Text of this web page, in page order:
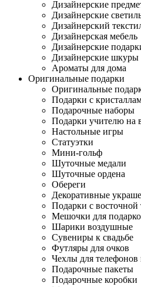
Дизайнерские
Дизайнерские
Дизайнерский
Дизайнерская мебель
Дизайнерские
Дизайнерские шкуры
Ароматы для дома
Оригинальные подарки
Оригинальные
Подарки с
Подарочные наборы
Подарки учителю на
Настольные игры
Статуэтки
Мини-гольф
Шуточные медали
Шуточные ордена
Обереги
Декоративные
Подарки с восточной
Мешочки для
Шарики воздушные
Сувениры к свадьбе
Футляры для очков
Чехлы для
Подарочные пакеты
Подарочные коробки